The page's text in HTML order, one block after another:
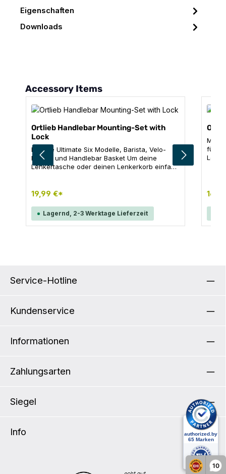
10
Eigenschaften
Downloads
Produktgalerie überspringen
Accessory Items
Ortlieb Handlebar Mounting-Set with
Lock
Für alle Ultimate Six Modelle, Barista, Velo-
Pocket und Handlebar Basket Um deine
Lenkertasche oder deinen Lenkerkorb einfach
Lenkerhalterung auch separat. Idealerweise
dieser kann nachbestellt werden. Inhalt: 1x
abschließbarer Montageblock inkl. Drahtseil
und Schrauben 2x Schlüssel
19,99 €*
Lagernd, 2-3 Werktage Lieferzeit
für
Service-Hotline
Kundenservice
Informationen
Zahlungsarten
Siegel
Info